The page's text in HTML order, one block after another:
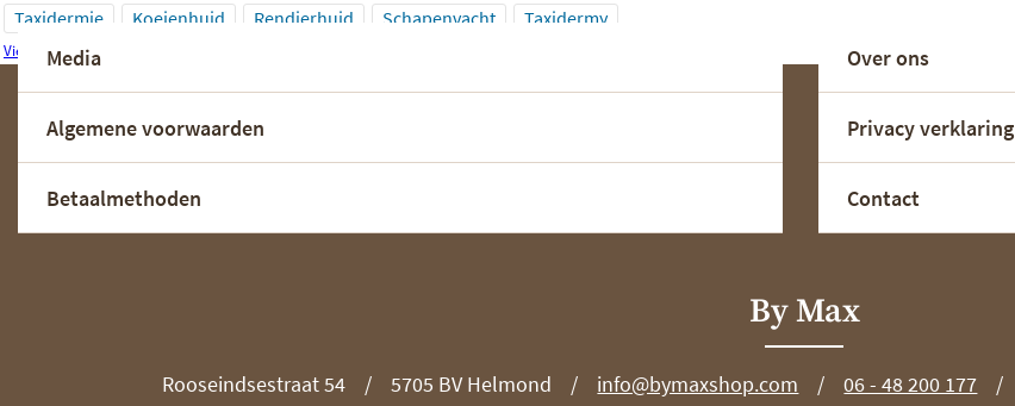
Taxidermie Koeienhuid Rendierhuid Schapenvacht Taxidermy
View All Tags
Media Over ons
Algemene voorwaarden Privacy verklaring
Betaalmethoden Contact
By Max
Rooseindsestraat 54 5705 BV Helmond info@bymaxshop.com 06 - 48 200 177